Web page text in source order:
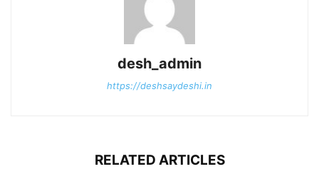
desh_admin
https://deshsaydeshi.in
RELATED ARTICLES